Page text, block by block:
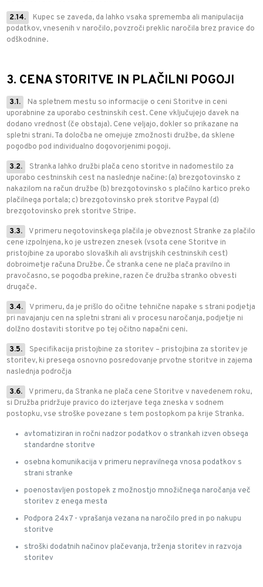
2.14.
Kupec se zaveda, da lahko vsaka sprememba ali manipulacija
podatkov, vnesenih v naročilo, povzroči preklic naročila brez pravice do
odškodnine.
3. CENA STORITVE IN PLAČILNI POGOJI
3.1.
Na spletnem mestu so informacije o ceni Storitve in ceni
uporabnine za uporabo cestninskih cest. Cene vključujejo davek na
dodano vrednost (če obstaja). Cene veljajo, dokler so prikazane na
spletni strani. Ta določba ne omejuje zmožnosti družbe, da sklene
pogodbo pod individualno dogovorjenimi pogoji.
3.2.
Stranka lahko družbi plača ceno storitve in nadomestilo za
uporabo cestninskih cest na naslednje načine: (a) brezgotovinsko z
nakazilom na račun družbe (b) brezgotovinsko s plačilno kartico preko
plačilnega portala; c) brezgotovinsko prek storitve Paypal (d)
brezgotovinsko prek storitve Stripe.
3.3.
V primeru negotovinskega plačila je obveznost Stranke za plačilo
cene izpolnjena, ko je ustrezen znesek (vsota cene Storitve in
pristojbine za uporabo slovaških ali avstrijskih cestninskih cest)
dobroimetje računa Družbe. Če stranka cene ne plača pravilno in
pravočasno, se pogodba prekine, razen če družba stranko obvesti
drugače.
3.4.
V primeru, da je prišlo do očitne tehnične napake s strani podjetja
pri navajanju cen na spletni strani ali v procesu naročanja, podjetje ni
dolžno dostaviti storitve po tej očitno napačni ceni.
3.5.
Specifikacija pristojbine za storitev – pristojbina za storitev je
storitev, ki presega osnovno posredovanje prvotne storitve in zajema
naslednja področja
3.6.
V primeru, da Stranka ne plača cene Storitve v navedenem roku,
si Družba pridržuje pravico do izterjave tega zneska v sodnem
postopku, vse stroške povezane s tem postopkom pa krije Stranka.
avtomatiziran in ročni nadzor podatkov o strankah izven obsega
standardne storitve
osebna komunikacija v primeru nepravilnega vnosa podatkov s
strani stranke
poenostavljen postopek z možnostjo množičnega naročanja več
storitev z enega mesta
Podpora 24x7 - vprašanja vezana na naročilo pred in po nakupu
storitve
stroški dodatnih načinov plačevanja, trženja storitev in razvoja
storitev